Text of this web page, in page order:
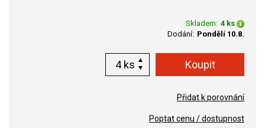
Skladem: 4 ks
Dodání: Pondělí 10.8.
ks
Přidat k porovnání
Poptat cenu / dostupnost